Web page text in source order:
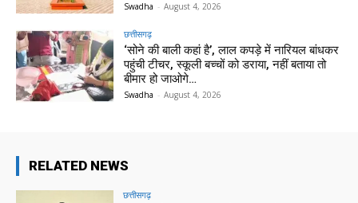
Swadha - August 4, 2026
छत्तीसगढ़
‘सोने की बाली कहां है’, लाल कपड़े में नारियल बांधकर
पहुंची टीचर, स्कूली बच्चों को डराया, नहीं बताया तो
बीमार हो जाओगे…
Swadha - August 4, 2026
RELATED NEWS
छत्तीसगढ़